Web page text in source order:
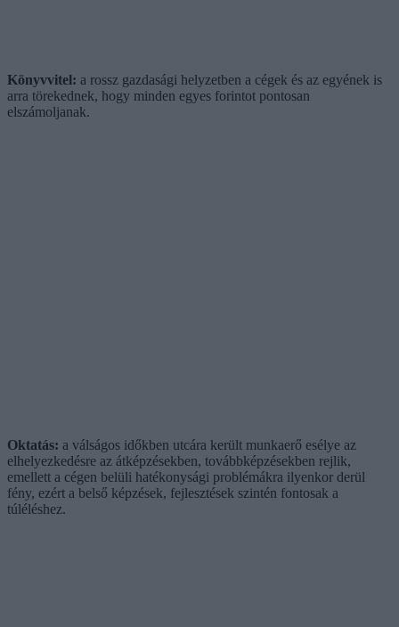
Könyvvitel: a rossz gazdasági helyzetben a cégek és az egyének is
arra törekednek, hogy minden egyes forintot pontosan
elszámoljanak.
Oktatás: a válságos időkben utcára került munkaerő esélye az
elhelyezkedésre az átképzésekben, továbbképzésekben rejlik,
emellett a cégen belüli hatékonysági problémákra ilyenkor derül
fény, ezért a belső képzések, fejlesztések szintén fontosak a
túléléshez.